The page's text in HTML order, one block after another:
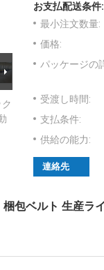
お支払配送条件:
最小注文数量:
価格:
パッケージの
受渡し時間:
支払条件:
供給の能力:
連絡先
包ベルト 生産ラ